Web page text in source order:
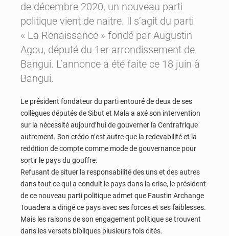
de décembre 2020, un nouveau parti
politique vient de naitre. Il s’agit du parti
« La Renaissance » fondé par Augustin
Agou, député du 1er arrondissement de
Bangui. L’annonce a été faite ce 18 juin à
Bangui.
Le président fondateur du parti entouré de deux de ses
collègues députés de Sibut et Mala a axé son intervention
sur la nécessité aujourd’hui de gouverner la Centrafrique
autrement. Son crédo n’est autre que la redevabilité et la
reddition de compte comme mode de gouvernance pour
sortir le pays du gouffre.
Refusant de situer la responsabilité des uns et des autres
dans tout ce qui a conduit le pays dans la crise, le président
de ce nouveau parti politique admet que Faustin Archange
Touadera a dirigé ce pays avec ses forces et ses faiblesses.
Mais les raisons de son engagement politique se trouvent
dans les versets bibliques plusieurs fois cités.